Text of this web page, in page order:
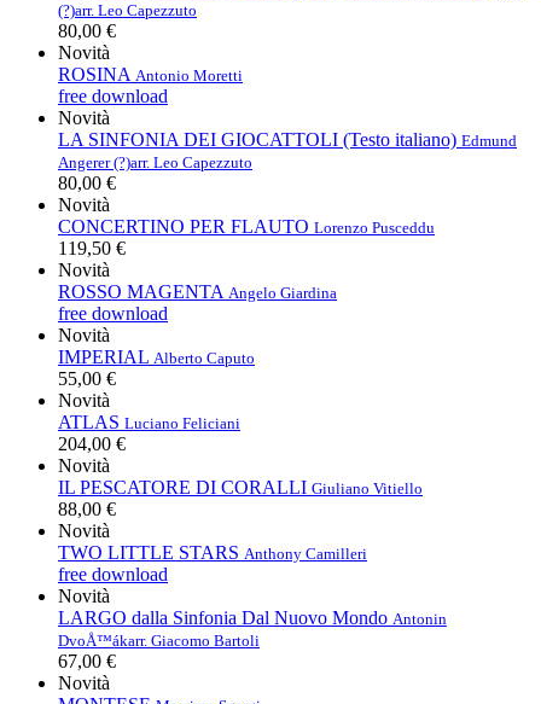
(?)arr. Leo Capezzuto
80,00 €
Novità
ROSINA Antonio Moretti
free download
Novità
LA SINFONIA DEI GIOCATTOLI (Testo italiano) Edmund
Angerer (?)arr. Leo Capezzuto
80,00 €
Novità
CONCERTINO PER FLAUTO Lorenzo Pusceddu
119,50 €
Novità
ROSSO MAGENTA Angelo Giardina
free download
Novità
IMPERIAL Alberto Caputo
55,00 €
Novità
ATLAS Luciano Feliciani
204,00 €
Novità
IL PESCATORE DI CORALLI Giuliano Vitiello
88,00 €
Novità
TWO LITTLE STARS Anthony Camilleri
free download
Novità
LARGO dalla Sinfonia Dal Nuovo Mondo Antonin
DvoÅ™ákarr. Giacomo Bartoli
67,00 €
Novità